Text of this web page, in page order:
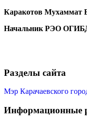
Каракотов Мухаммат
Начальник РЭО
Разделы сайта
Мэр Карачаевского
Информационные